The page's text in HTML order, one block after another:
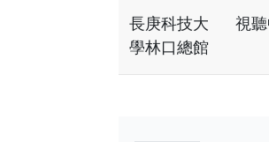
長庚科技大
學林口總館
視